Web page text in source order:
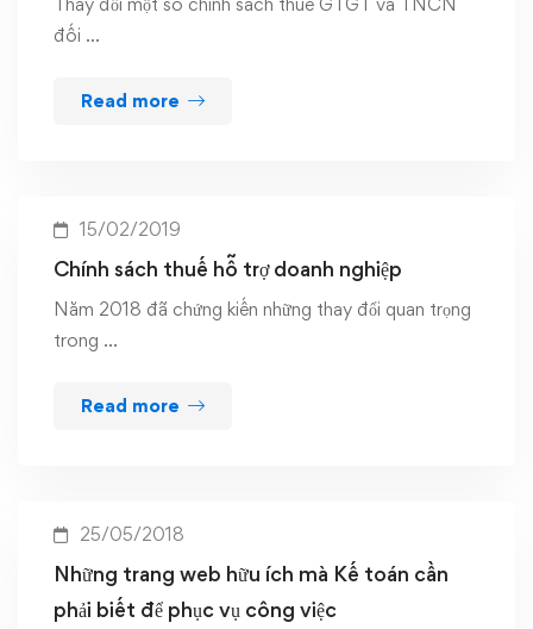
đối …
Read more
15/02/2019
Chính sách thuế hỗ trợ doanh nghiệp
Năm 2018 đã chứng kiến những thay đổi quan trọng
trong …
Read more
25/05/2018
Những trang web hữu ích mà Kế toán cần
phải biết để phục vụ công việc